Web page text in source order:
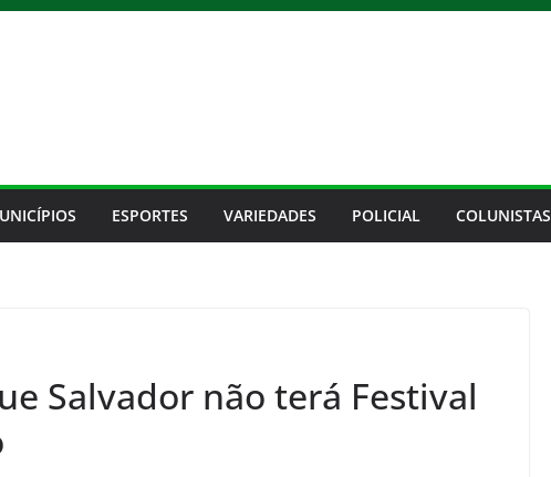
ESPORTES VARIEDADES POLICIAL COLUNISTAS
Salvador não terá Festival